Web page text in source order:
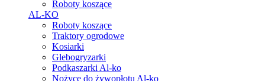
Roboty koszące
AL-KO
Roboty koszące
Traktory ogrodowe
Kosiarki
Glebogryzarki
Podkaszarki Al-ko
Nożyce do żywopłotu Al-ko